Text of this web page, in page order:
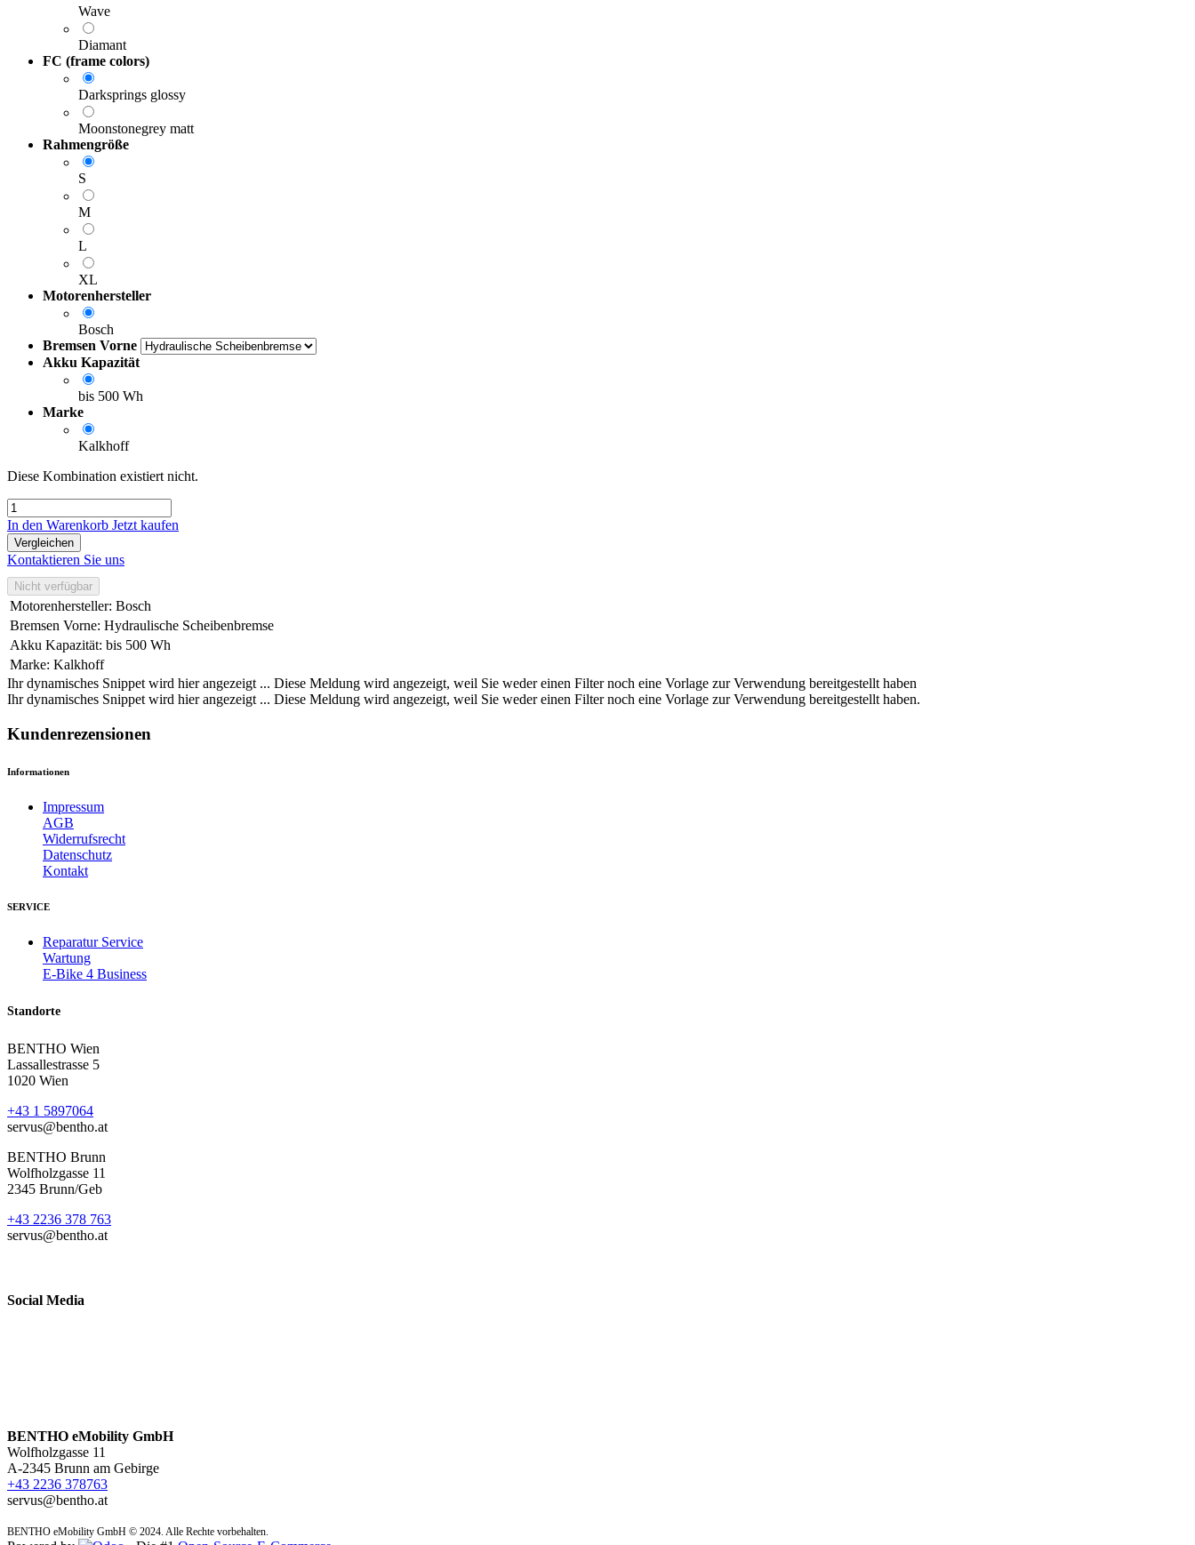
Wave
Diamant
FC (frame colors)
Darksprings glossy
Moonstonegrey matt
Rahmengröße
S
M
L
XL
Motorenhersteller
Bosch
Bremsen Vorne
Akku Kapazität
bis 500 Wh
Marke
Kalkhoff
Diese Kombination existiert nicht.
In den Warenkorb Jetzt kaufen
Vergleichen
Kontaktieren Sie uns
Nicht verfügbar
Motorenhersteller: Bosch
Bremsen Vorne: Hydraulische Scheibenbremse
Akku Kapazität: bis 500 Wh
Marke: Kalkhoff
Ihr dynamisches Snippet wird hier angezeigt ... Diese Meldung wird angezeigt, weil Sie weder einen Filter noch eine Vorlage zur Verwendung bereitgestellt haben
Ihr dynamisches Snippet wird hier angezeigt ... Diese Meldung wird angezeigt, weil Sie weder einen Filter noch eine Vorlage zur Verwendung bereitgestellt haben.
Kundenrezensionen
Informationen
Impressum
AGB
Widerrufsrecht
Datenschutz
Kontakt
SERVICE
Reparatur Service
Wartung
E-Bike 4 Business
Standorte
BENTHO Wien
Lassallestrasse 5
1020 Wien
+43 1 5897064
servus@bentho.at
BENTHO Brunn
Wolfholzgasse 11
2345 Brunn/Geb
+43 2236 378 763
servus@bentho.at
Social Media
BENTHO eMobility GmbH
Wolfholzgasse 11
A-2345 Brunn am Gebirge
+43 2236 378763
servus@bentho.at
​BENTHO eMobility GmbH © 2024. Alle Rechte vorbehalten.